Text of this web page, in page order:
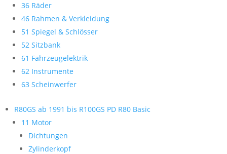
36 Räder
46 Rahmen & Verkleidung
51 Spiegel & Schlösser
52 Sitzbank
61 Fahrzeugelektrik
62 Instrumente
63 Scheinwerfer
R80GS ab 1991 bis R100GS PD R80 Basic
11 Motor
Dichtungen
Zylinderkopf